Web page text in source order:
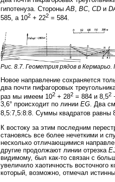
гипотенуза. СтороныAB, BC, CD и
585, а 102 + 222 = 584.
Рис. 8.7. Геометрия рядов в Кермарьо.
Новое направление сохраняется
два почти пифагоровых
раз мы имеем 102 + 282 = 884 и 8,52
3,6° происходит по линии EG. Два
8,5:7,5:8:8. Суммы квадратов равны
К востоку за этим последним
становясь все более нечеткими и
несколько отличающимися
другие продолжают линии отрезка
видимому, был как-то связан с
увеличило хаотичность
который, возможно, отмечал